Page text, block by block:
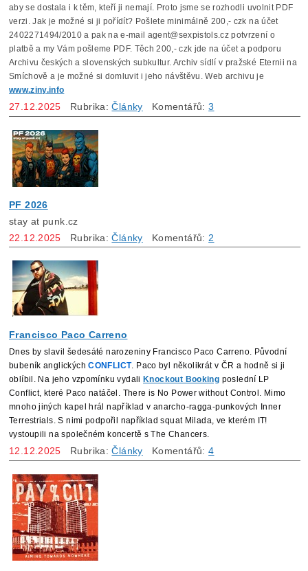
aby se dostala i k těm, kteří ji nemají. Proto jsme se rozhodli uvolnit PDF
verzi. Jak je možné si ji pořídít? Pošlete minimálně 200,- czk na účet
2402271494/2010 a pak na e-mail agent@sexpistols.cz potvrzení o
platbě a my Vám pošleme PDF. Těch 200,- czk jde na účet a podporu
Archivu českých a slovenských subkultur. Archiv sídlí v pražské Eternii na
Smíchově a je možné si domluvit i jeho návštěvu. Web archivu je
www.ziny.info
27.12.2025 Rubrika:Články Komentářů:3
PF 2026
stay at punk.cz
22.12.2025 Rubrika:Články Komentářů: 2
Francisco Paco Carreno
Dnes by slavil šedesáté narozeniny Francisco Paco Carreno. Původní
bubeník anglickýchCONFLICT. Paco byl několikrát v ČR a hodně si ji
oblíbil. Na jeho vzpomínku vydali Knockout Booking poslední LP
Conflict, které Paco natáčel. There is No Power without Control. Mimo
mnoho jiných kapel hrál například v anarcho-ragga-punkových Inner
Terrestrials. S nimi podpořil například squat Milada, ve kterém IT!
vystoupili na společném koncertě s The Chancers.
12.12.2025 Rubrika:Články Komentářů:4